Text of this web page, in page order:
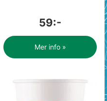
59:-
Mer info »